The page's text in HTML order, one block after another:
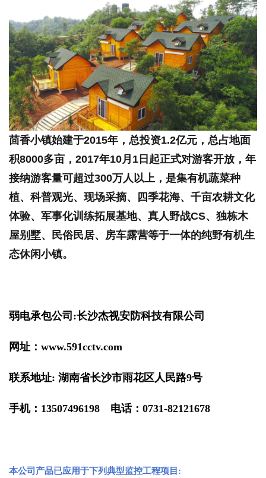
茴香小镇始建于2015年，总投资1.2亿元，总占地面
积8000多亩，2017年10月1日起正式对游客开放，年
接纳游客量可超过300万人以上，是集有机蔬菜种
植、科普观光、现场采摘、四季花海、千亩农耕文化
体验、军事化训练拓展基地、真人野战CS、独栋木
屋别墅、民俗民居、房车露营等于一体的纯野有机生
态休闲小镇。
弱电承包公司 :长沙杰视安防科技有限公司
网址： www.591cctv.com
联系地址: 湖南省长沙市雨花区人民路9号
手机： 13507496198 电话： 0731-82121678
本公司产品已应用于下列典型监控工程项目: